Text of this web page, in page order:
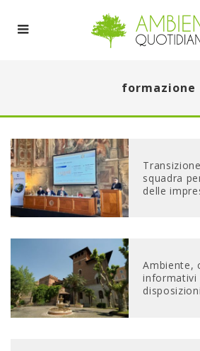
formazione
squadra
delle
Ambiente,
informativi